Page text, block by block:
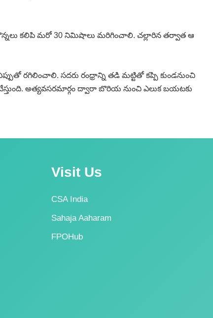
కలిపి మరో 30 నిమిషాలు మరిగించాలి. చల్లారిన తర్వాత ఆ
రగిలించాలి. సదరు రంధ్రాన్ని తడి మట్టితో కప్పి కుండనుంచి
అత్యవసరమార్గం ద్వారా బొరియ నుంచి ఎలుక బయటకు
Visit Us
CSA India
Sahaja Aaharam
FPOHub